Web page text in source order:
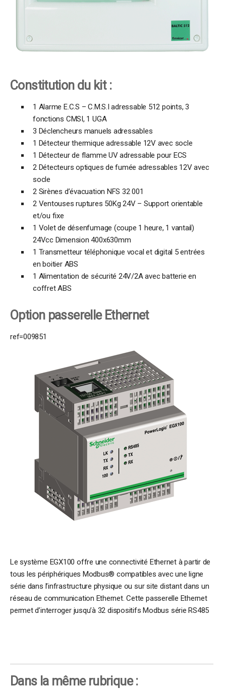
Constitution du kit :
1 Alarme E.C.S – C.M.S.I adressable 512 points, 3
fonctions CMSI, 1 UGA
3 Déclencheurs manuels adressables
1 Détecteur thermique adressable 12V avec socle
1 Détecteur de flamme UV adressable pour ECS
2 Détecteurs optiques de fumée adressables 12V avec
socle
2 Sirènes d’évacuation NFS 32 001
2 Ventouses ruptures 50Kg 24V – Support orientable
et/ou fixe
1 Volet de désenfumage (coupe 1 heure, 1 vantail)
24Vcc Dimension 400x630mm
1 Transmetteur téléphonique vocal et digital 5 entrées
en boitier ABS
1 Alimentation de sécurité 24V/2A avec batterie en
coffret ABS
Option passerelle Ethernet
ref=009851
Le système EGX100 offre une connectivité Ethernet à partir de
tous les périphériques Modbus® compatibles avec une ligne
série dans l’infrastructure physique ou sur site distant dans un
réseau de communication Ethernet. Cette passerelle Ethernet
permet d’interroger jusqu’à 32 dispositifs Modbus série RS485
Dans la même rubrique :